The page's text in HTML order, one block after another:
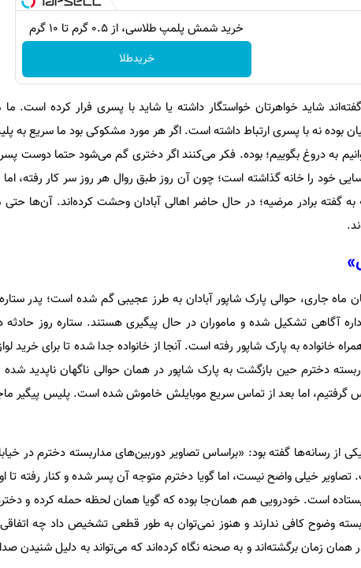
خرید شمش پلمپ طلاسی، از ۰.۵ گرم تا ۱۰ گرم
خریدطلا
شاید خواهرتان خواستگار داشته یا شاید با پسری فرار کرده است. ما
بوده نه با پسری ارتباط داشته است. اگر هر مورد مشکوکی بود ما سریع به
به دروغ بگوییم؛ بوده. فکر می‌کنند اگر دختری گم می‌شود حتما دوست
خود را خانه گذاشته است؛ چون آن روز طبق روال هر روز سر کار رفته،
گفته برادر مرضیه؛ در حال حاضر اهالی آبادان وحشت کرده‌اند. آن‌ها
حیدری؛ ۱۹ سال دارد. او نیز ۱۵ آبان ماه جاری، حوالی پارک شاپور آبادان به طرز عجیبی گم شده است؛ پدر
آگاهی تشکیل شده و ماموران در حال پیگیری هستند. ستاره روز حادثه
به پارک شاپور رفته است. آنجا از خانواده جدا شده تا برای خرید
دخترم حین بازگشت به پارک شاپور در همان حوالی ناگهان ناپدید
تماس گرفتیم، اما بعد از تماس سریع موبایلش خاموش شده است. پلیس پیگیر
از رسانه‌ها گفته بود: «براساس تصاویر دوربین‌های مداربسته دخترم در
خیلی واضح نیست، اما گویا دخترم متوجه آن پسر شده و کنار رفته تا
است. خودرویی هم همان‌جا بوده که گویا همان لحظه حمله کرده و
وضوح کافی ندارند و هنوز نمی‌توان به طور قطعی تشخیص داد چه
همان زمان برگشته‌اند و به صحنه نگاه کرده‌اند که می‌تواند به دلیل شنیدن